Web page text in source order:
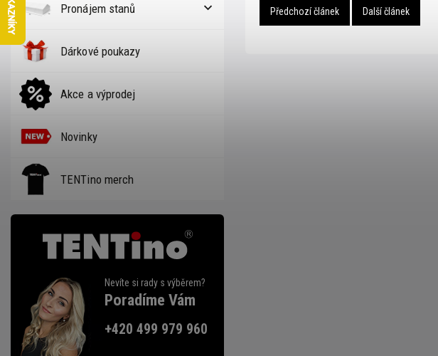
Pronájem stanů
Dárkové poukazy
Akce a výprodej
Novinky
TENTino merch
Nevíte si rady s výběrem?
Poradíme Vám
+420 499 979 960
Předchozí článek Další článek